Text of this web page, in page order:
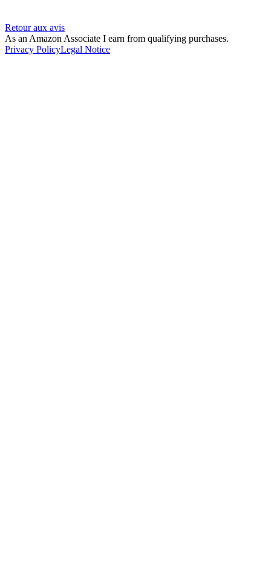
Retour aux avis
As an Amazon Associate I earn from qualifying purchases.
Privacy PolicyLegal Notice